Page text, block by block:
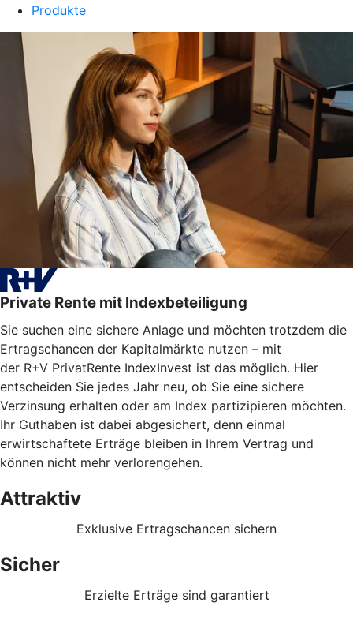
Produkte
Private Rente mit Indexbeteiligung
Sie suchen eine sichere Anlage und möchten trotzdem die
Ertragschancen der Kapitalmärkte nutzen – mit
der R+V PrivatRente IndexInvest ist das möglich. Hier
entscheiden Sie jedes Jahr neu, ob Sie eine sichere
Verzinsung erhalten oder am Index partizipieren möchten.
Ihr Guthaben ist dabei abgesichert, denn einmal
erwirtschaftete Erträge bleiben in Ihrem Vertrag und
können nicht mehr verlorengehen.
Attraktiv
Exklusive Ertragschancen sichern
Sicher
Erzielte Erträge sind garantiert